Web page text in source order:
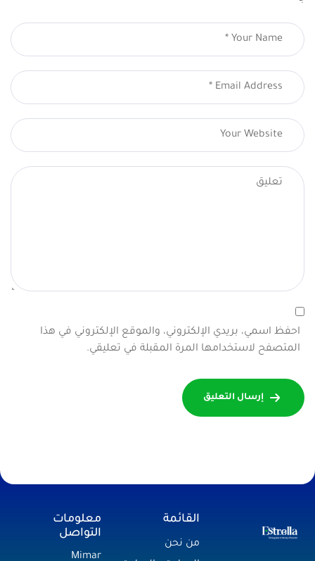
احفظ اسمي، بريدي الإلكتروني، والموقع الإلكتروني في هذا
المتصفح لاستخدامها المرة المقبلة في تعليقي.
إرسال التعليق
القائمة
من نحن
معلومات
التواصل
Mimar